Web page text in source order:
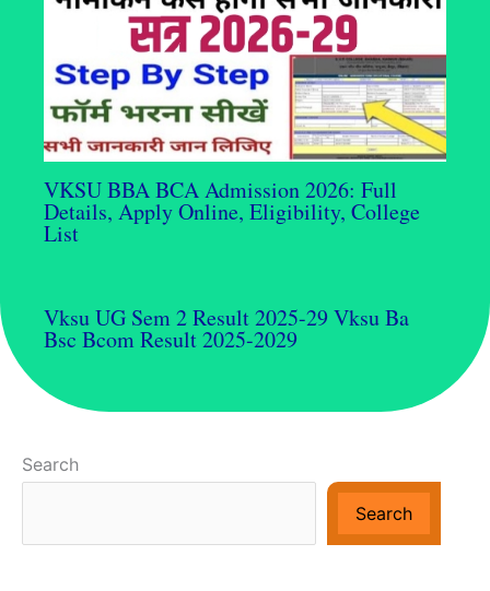
VKSU BBA BCA Admission 2026: Full
Details, Apply Online, Eligibility, College
List
Vksu UG Sem 2 Result 2025-29 Vksu Ba
Bsc Bcom Result 2025-2029
Search
Search